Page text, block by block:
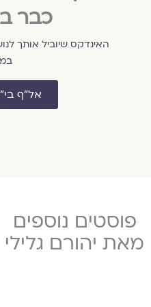
כבר
האינדקס שיוביל אותך
אל״ף
פוסטים נוספים
מאת יהורם גלילי
תשפ״ד
באוקטובר